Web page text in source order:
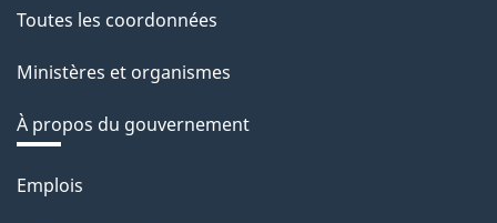
Toutes les coordonnées
Ministères et organismes
À propos du gouvernement
Thèmes
Emplois